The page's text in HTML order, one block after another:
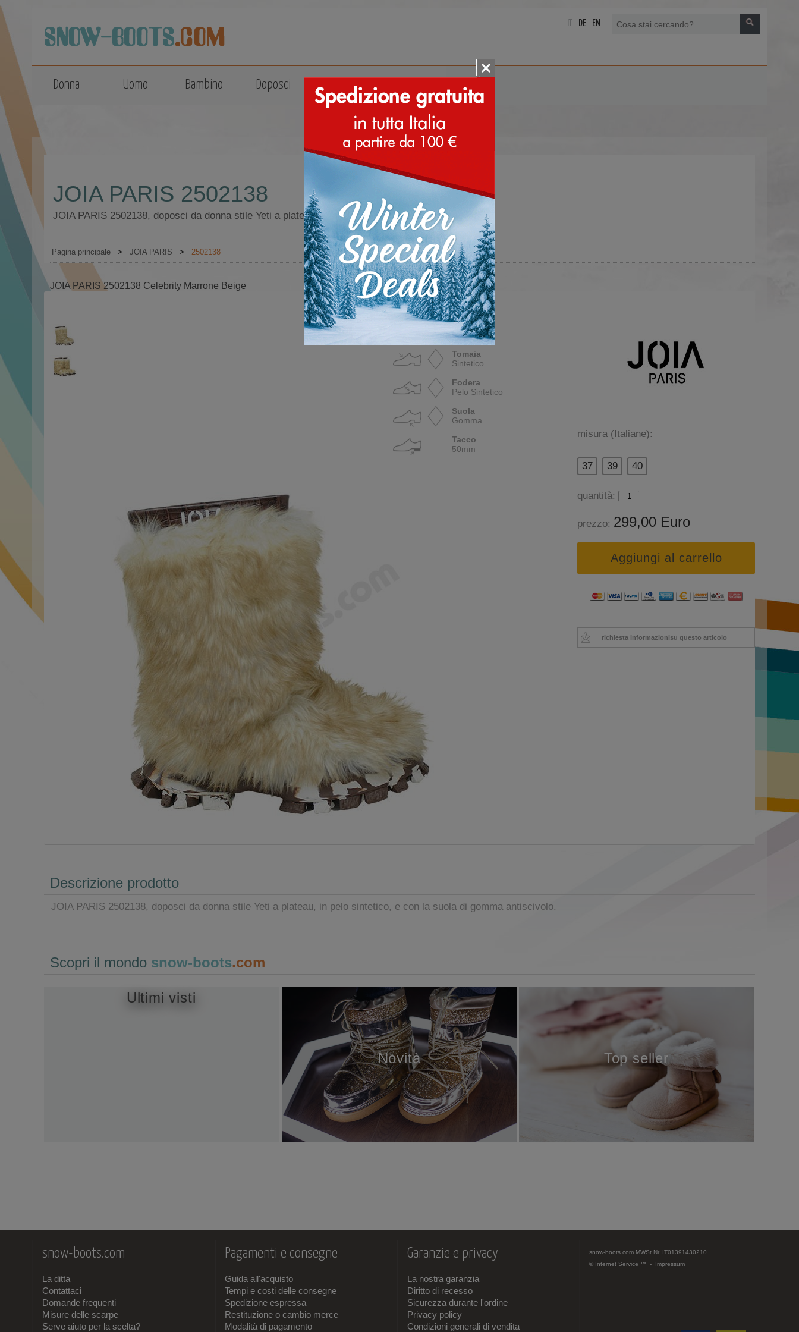
top
DE EN
Donna Uomo Bambino Doposci Accessori
JOIA PARIS 2502138
JOIA PARIS 2502138, doposci da donna stile Yeti a plateau
Pagina principale > JOIA PARIS > 2502138
JOIA PARIS 2502138 Celebrity Marrone Beige
Doposci
Tomaia
Sintetico
Fodera
Pelo Sintetico
Suola
Gomma
Tacco
50mm
misura (Italiane):
37 39 40
quantità:
prezzo: 299,00 Euro
Aggiungi al carrello
richiesta informazionisu questo articolo
Descrizione prodotto
JOIA PARIS 2502138, doposci da donna stile Yeti a plateau, in pelo sintetico, e con la suola di gomma antiscivolo.
Scopri il mondo snow-boots.com
Ultimi visti
Novità
scopri
Top seller
snow-boots.com
La ditta
Contattaci
Domande frequenti
Misure delle scarpe
Serve aiuto per la scelta?
Pagamenti e consegne
Guida all'acquisto
Tempi e costi delle consegne
Spedizione espressa
Restituzione o cambio merce
Modalità di pagamento
Garanzie e privacy
La nostra garanzia
Diritto di recesso
Sicurezza durante l'ordine
Privacy policy
Condizioni generali di vendita
snow-boots.com MWSt.Nr. IT01391430210
© Internet Service ™ - Impressum